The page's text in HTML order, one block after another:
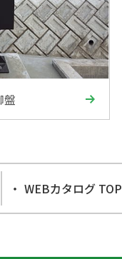
盤
WEBカタログ TOP